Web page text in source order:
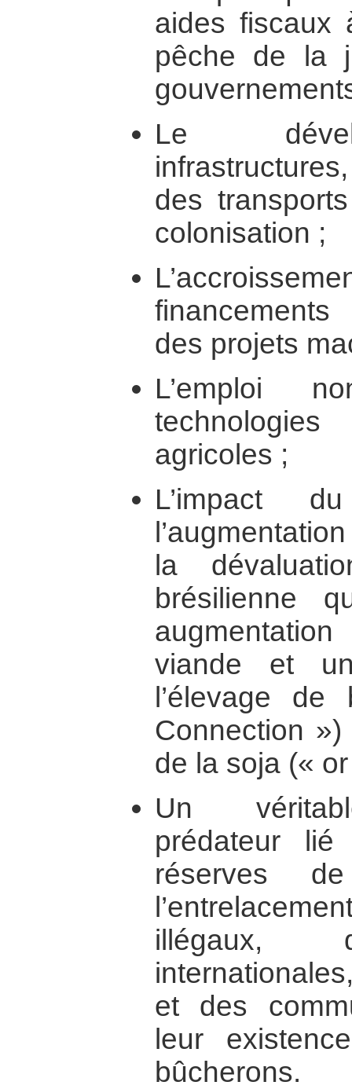
aides fiscaux
pêche de la
Le
des
colonisation ;
des projets
L’emploi
agricoles ;
L’impact
la
brésilienne
viande et
l’élevage
Connection
de la soja («
Un
prédateur lié
réserves
illégaux,
et des
leur
bûcherons.